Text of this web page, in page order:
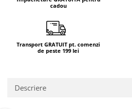
cadou
Transport GRATUIT pt. comenzi
de peste 199 lei
Descriere